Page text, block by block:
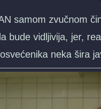
samom zvučnom
bude vidljivija, jer,
neka šira